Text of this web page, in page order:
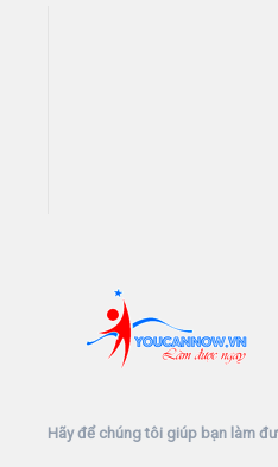
Hãy để chúng tôi giúp bạn làm